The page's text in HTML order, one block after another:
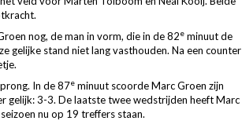
nog, de man in vorm, die in de 82e minuut de
gelijke stand niet lang vasthouden. Na een counter
In de 87e minuut scoorde Marc Groen zijn
gelijk: 3-3. De laatste twee wedstrijden heeft Marc
nu op 19 treffers staan.